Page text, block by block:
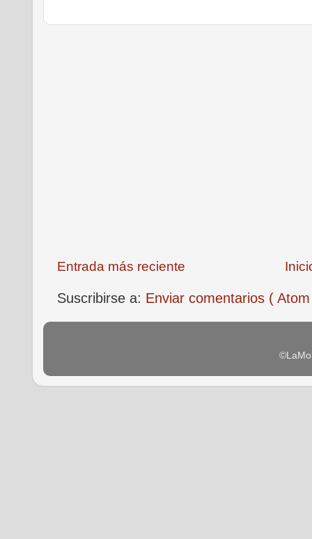
Entrada más reciente
Suscribirse a: Enviar comentarios (